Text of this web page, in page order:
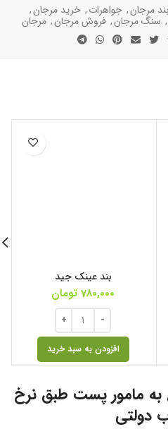
مرجان, جواهرات, خرید مرجان,
, سنگ مرجان, فروش مرجان, مرجان
بند عینک جید
780,000 تومان
افزودن به سبد خرید
به مامور پست طبق نرخ
دولتی